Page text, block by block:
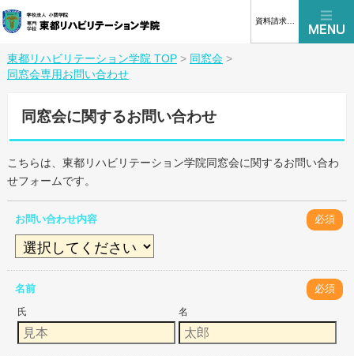
東都リハビリテーション学院 TOP > 同窓会 >
同窓会専用お問い合わせ
同窓会に関するお問い合わせ
こちらは、東都リハビリテーション学院同窓会に関するお問い合わ
せフォームです。
お問い合わせ内容 必須
名前 必須
氏 名